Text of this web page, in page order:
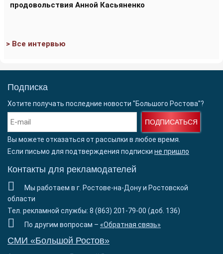
продовольствия Анной Касьяненко
> Все интервью
Подписка
Хотите получать последние новости "Большого Ростова"?
ПОДПИСАТЬСЯ
Вы можете отказаться от рассылки в любое время.
Если письмо для подтверждения подписки не пришло
Контакты для рекламодателей
Мы работаем в г. Ростове-на-Дону и Ростовской
области
Тел. рекламной службы: 8 (863) 201-79-00 (доб. 136)
По другим вопросам – «Обратная связь»
СМИ «Большой Ростов»